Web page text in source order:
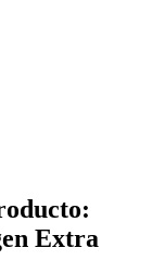
Extra